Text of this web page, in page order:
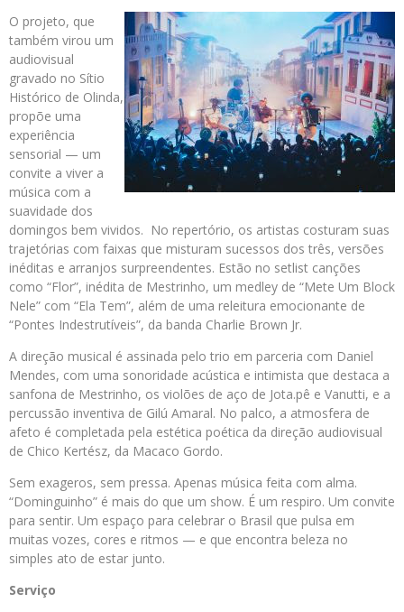
O projeto, que
também virou um
audiovisual
gravado no Sítio
Histórico de Olinda,
propõe uma
experiência
sensorial — um
convite a viver a
música com a
suavidade dos
domingos bem vividos. No repertório, os artistas costuram suas
trajetórias com faixas que misturam sucessos dos três, versões
inéditas e arranjos surpreendentes. Estão no setlist canções
como “Flor”, inédita de Mestrinho, um medley de “Mete Um Block
Nele” com “Ela Tem”, além de uma releitura emocionante de
“Pontes Indestrutíveis”, da banda Charlie Brown Jr.
A direção musical é assinada pelo trio em parceria com Daniel
Mendes, com uma sonoridade acústica e intimista que destaca a
sanfona de Mestrinho, os violões de aço de Jota.pê e Vanutti, e a
percussão inventiva de Gilú Amaral. No palco, a atmosfera de
afeto é completada pela estética poética da direção audiovisual
de Chico Kertész, da Macaco Gordo.
Sem exageros, sem pressa. Apenas música feita com alma.
“Dominguinho” é mais do que um show. É um respiro. Um convite
para sentir. Um espaço para celebrar o Brasil que pulsa em
muitas vozes, cores e ritmos — e que encontra beleza no
simples ato de estar junto.
Serviço